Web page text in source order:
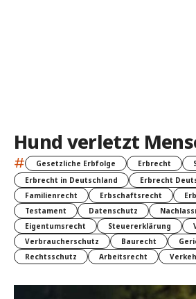
Hund verletzt
# Gesetzliche Erbfolge Erbrecht
Erbrecht in Deutschland
Erbrecht
Familienrecht
Erbschaftsrecht
Testament
Datenschutz
Eigentumsrecht
Steuererklärung
Verbraucherschutz
Baurecht
Rechtsschutz
Arbeitsrecht